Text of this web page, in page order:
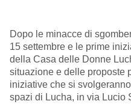
Dopo le minacce di
15 settembre e le prime
della Casa delle Donne
situazione e delle proposte
iniziative che si
spazi di Lucha, in via Lucio